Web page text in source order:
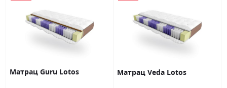
Матрац Guru Lotos Матрац Veda Lotos